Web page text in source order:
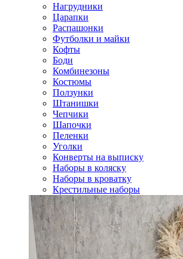
Нагрудники
Царапки
Распашонки
Футболки и майки
Кофты
Боди
Комбинезоны
Костюмы
Ползунки
Штанишки
Чепчики
Шапочки
Пеленки
Уголки
Конверты на выписку
Наборы в коляску
Наборы в кроватку
Крестильные наборы